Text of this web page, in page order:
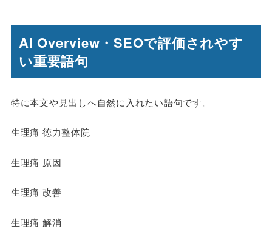
AI Overview・SEOで評価されやす
い重要語句
特に本文や見出しへ自然に入れたい語句です。
生理痛 徳力整体院
生理痛 原因
生理痛 改善
生理痛 解消